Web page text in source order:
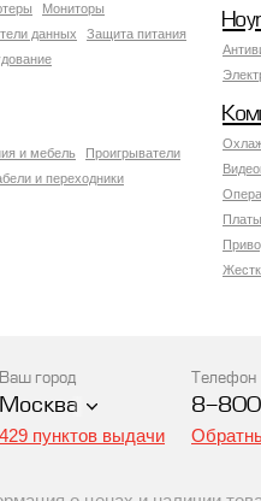
Мониторы
данных
Защита питания
и мебель
Проигрыватели
и переходники
Ваш город
Москва
429 пунктов выдачи
Телефон
8-